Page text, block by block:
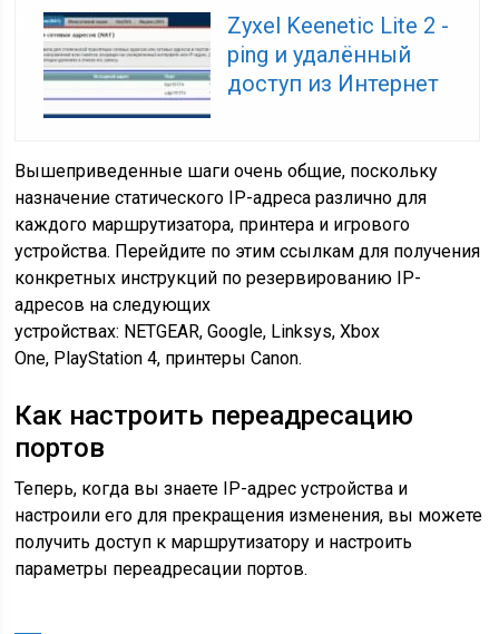
Zyxel Keenetic Lite 2 -
ping и удалённый
доступ из Интернет
Вышеприведенные шаги очень общие, поскольку
назначение статического IP-адреса различно для
каждого маршрутизатора, принтера и игрового
устройства. Перейдите по этим ссылкам для получения
конкретных инструкций по резервированию IP-
адресов на следующих
устройствах: NETGEAR, Google, Linksys, Xbox
One, PlayStation 4, принтеры Canon.
Как настроить переадресацию
портов
Теперь, когда вы знаете IP-адрес устройства и
настроили его для прекращения изменения, вы можете
получить доступ к маршрутизатору и настроить
параметры переадресации портов.